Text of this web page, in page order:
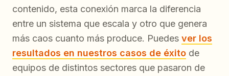
contenido, esta conexión marca la diferencia
entre un sistema que escala y otro que genera
más caos cuanto más produce. Puedes ver los
resultados en nuestros casos de éxito de
equipos de distintos sectores que pasaron de